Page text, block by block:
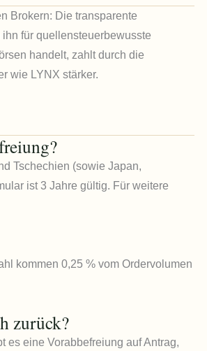
Brokern: Die transparente
für quellensteuerbewusste
handelt, zahlt durch die
wie LYNX stärker.
Tschechien (sowie Japan,
ist 3 Jahre gültig. Für weitere
kommen 0,25 % vom Ordervolumen
zurück?
es eine Vorabbefreiung auf Antrag,